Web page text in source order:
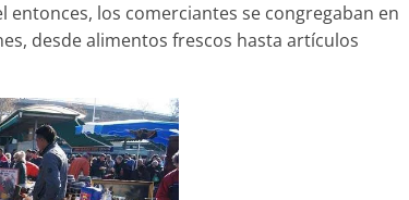
entonces, los comerciantes se congregaban en
desde alimentos frescos hasta artículos